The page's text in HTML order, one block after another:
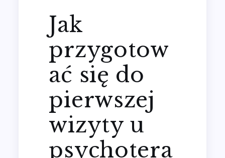
Jak
przygotow
ać się do
pierwszej
wizyty u
psychotera